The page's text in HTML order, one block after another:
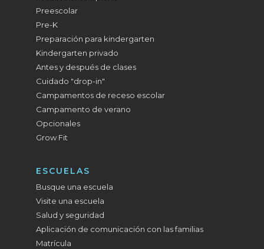
Preescolar
Pre-K
Preparación para kindergarten
Kindergarten privado
Antes y después de clases
Cuidado "drop-in"
Campamentos de receso escolar
Campamento de verano
Opcionales
Grow Fit
ESCUELAS
Busque una escuela
Visite una escuela
Salud y seguridad
Aplicación de comunicación con las familias
Matrícula